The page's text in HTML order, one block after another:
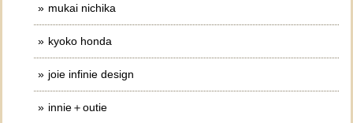
mukai nichika
kyoko honda
joie infinie design
innie＋outie